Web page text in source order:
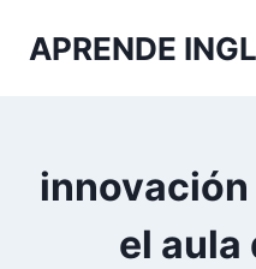
APRENDE
el aula